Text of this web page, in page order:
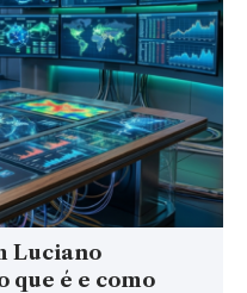
Luciano
que é e como